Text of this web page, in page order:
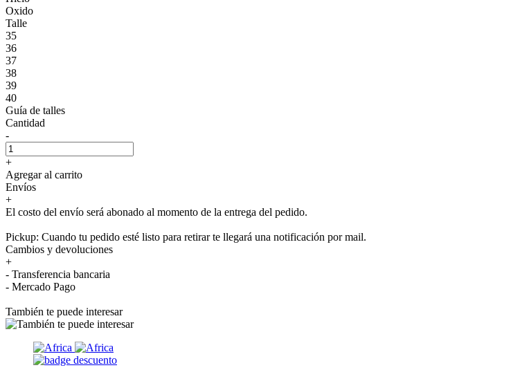
Oxido
Talle
35
36
37
38
39
40
Guía de talles
Cantidad
-
+
Agregar al carrito
Envíos
+
El costo del envío será abonado al momento de la entrega del pedido.
Pickup: Cuando tu pedido esté listo para retirar te llegará una notificación por mail.
Cambios y devoluciones
+
- Transferencia bancaria
- Mercado Pago
También te puede interesar